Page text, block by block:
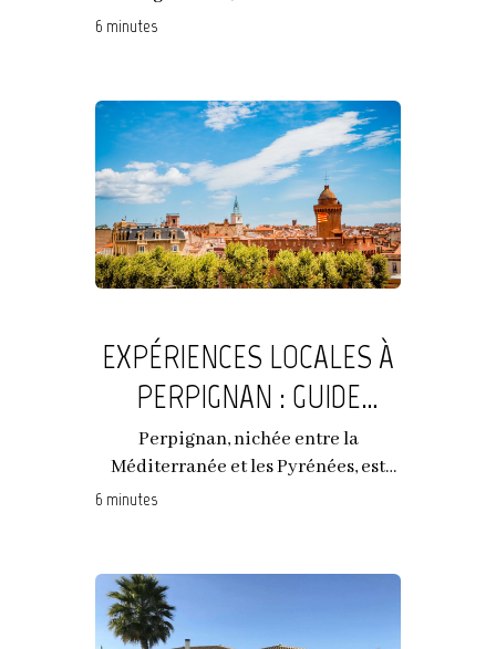
6 minutes
EXPÉRIENCES LOCALES À
PERPIGNAN : GUIDE
CULTUREL ET CULINAIRE
Perpignan, nichée entre la
Méditerranée et les Pyrénées, est
6 minutes